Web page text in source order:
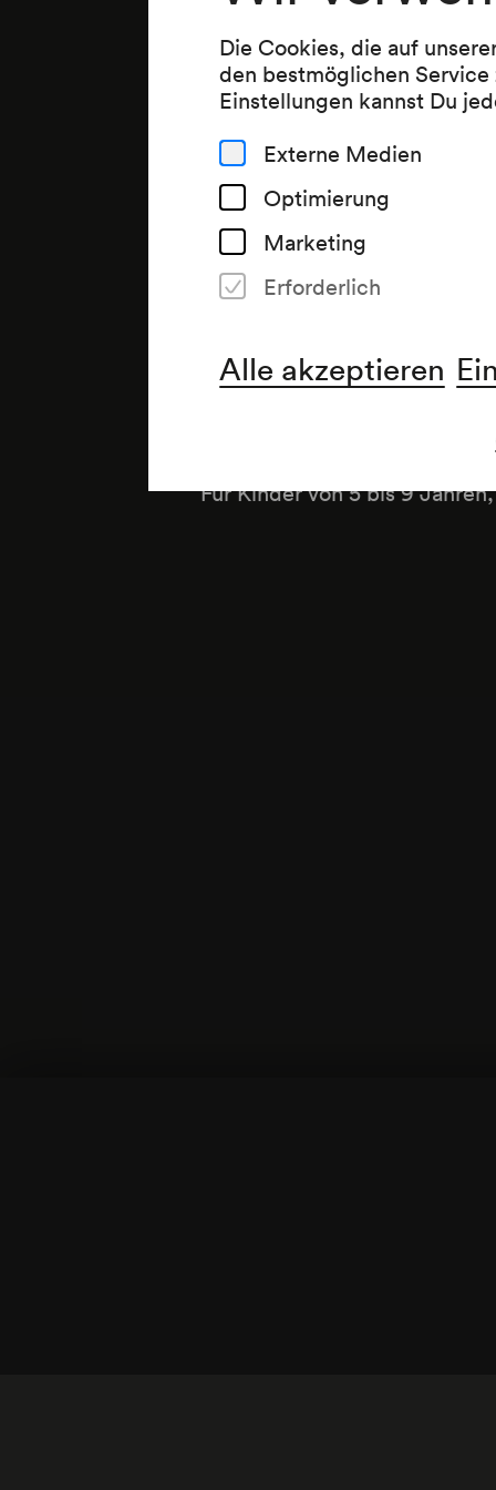
Die Cookies, die auf
den bestmöglichen
Einstellungen kannst Du
Externe Medien
Optimierung
Marketing
Erforderlich
Alle akzeptieren
Wiener
Für Kinder von 5 bis 9